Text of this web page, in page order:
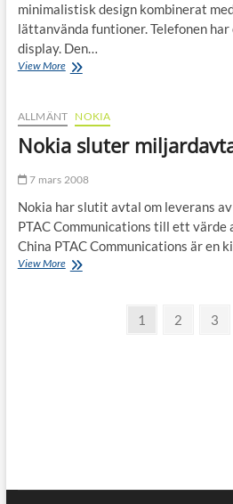
minimalistisk design kombinerat
lättanvända funtioner. Telefonen
display. Den…
View MoreNokia
ALLMÄNT NOKIA
Nokia sluter
7 mars 2008
Nokia har slutit avtal om leverans
PTAC Communications till ett värde
China PTAC Communications är en
View MoreNokia
Inläggsnavigering
Page
1 Page
2 Page
3